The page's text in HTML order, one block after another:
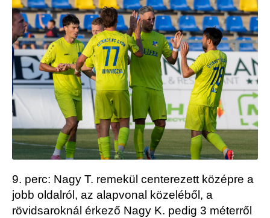
9. perc: Nagy T. remekül centerezett középre a
jobb oldalról, az alapvonal közeléből, a
rövidsaroknál érkező Nagy K. pedig 3 méterről